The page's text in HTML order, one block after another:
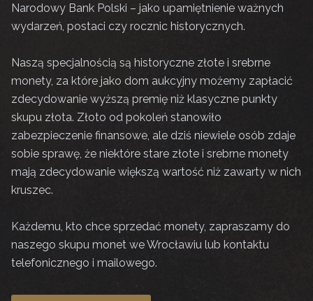
Narodowy Bank Polski – jako upamiętnienie ważnych
wydarzeń, postaci czy rocznic historycznych.
Naszą specjalnością są historyczne złote i srebrne
monety, za które jako dom aukcyjny możemy zapłacić
zdecydowanie wyższą premię niż klasyczne punkty
skupu złota. Złoto od pokoleń stanowiło
zabezpieczenie finansowe, ale dziś niewiele osób zdaje
sobie sprawę, że niektóre stare złote i srebrne monety
mają zdecydowanie większą wartość niż zawarty w nich
kruszec.
Każdemu, kto chce sprzedać monety, zapraszamy do
naszego skupu monet we Wrocławiu lub kontaktu
telefonicznego i mailowego.